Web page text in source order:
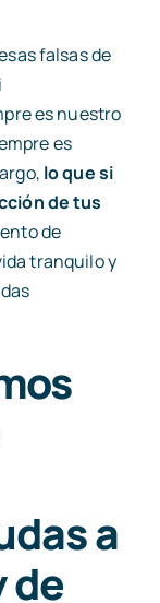
falsas de
es nuestro
es
lo que si
de tus
de
tranquilo y
a
de